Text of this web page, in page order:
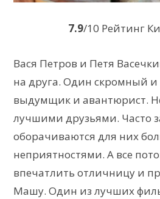
7.9/10 Рейтинг
Вася Петров и Петя
на друга. Один скромный и
выдумщик и авантюрист.
лучшими друзьями. Часто
оборачиваются для них
неприятностями. А все
впечатлить отличницу и
Машу. Один из лучших